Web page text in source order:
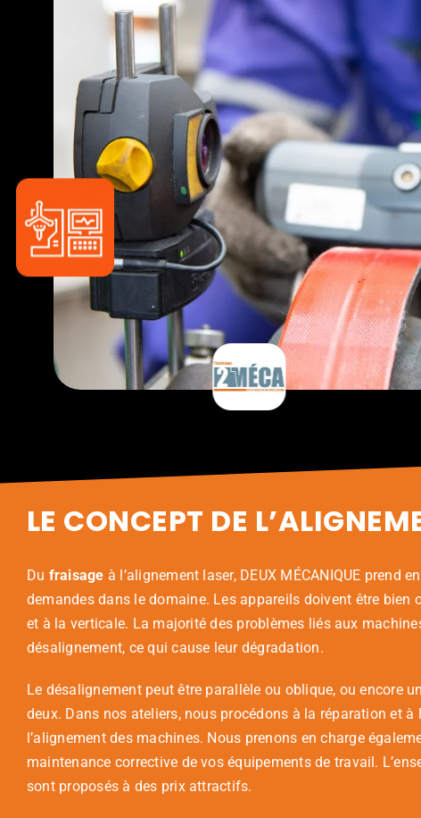
LE CONCEPT DE
Du fraisage à l’alignement laser, DEUX MÉCANIQUE prend
demandes dans le domaine. Les appareils doivent être bien
et à la verticale. La majorité des problèmes liés aux
désalignement, ce qui cause leur dégradation.
Le désalignement peut être parallèle ou oblique, ou encore
deux. Dans nos ateliers, nous procédons à la réparation et à
l’alignement des machines. Nous prenons en charge
maintenance corrective de vos équipements de travail.
sont proposés à des prix attractifs.